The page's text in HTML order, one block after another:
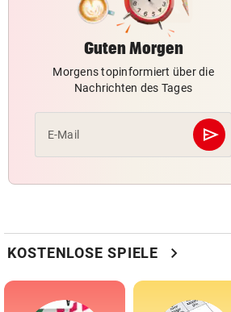
Guten Morgen
Morgens topinformiert über die
Nachrichten des Tages
E-Mail send
KOSTENLOSE SPIELE chevron_right